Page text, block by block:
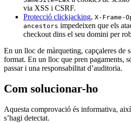
via XSS i CSRF.
Protecció clickjacking, X-Frame-
ancestors impedeixen que els
checkout dins el seu domini per
En un lloc de màrqueting, capçaleres de
format. En un lloc que pren pagaments,
passar i una responsabilitat d’auditoria.
Com solucionar-ho
Aquesta comprovació és informativa,
s’hagi detectat.